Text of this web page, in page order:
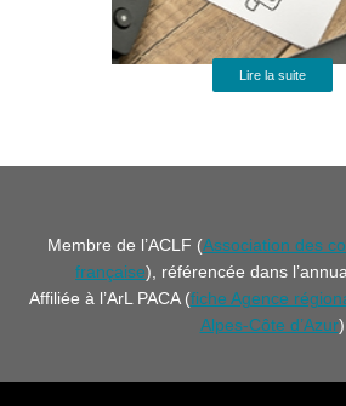
Lire la suite
Membre de l’ACLF (Association des
française), référencée dans
Affiliée à l’ArL PACA (fiche Agence
Alpes-Côte d’Azur)